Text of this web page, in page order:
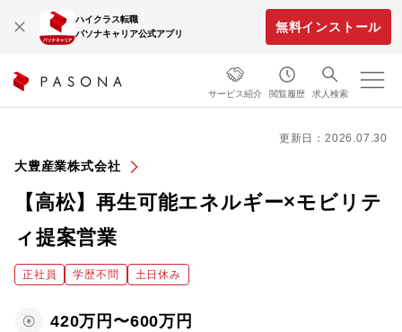
ハイクラス転職
パソナキャリア公式アプリ
無料インストール
サービス紹介 閲覧履歴 求人検索
更新日：2026.07.30
大豊産業株式会社
【高松】再生可能エネルギー×モビリテ
ィ提案営業
正社員 学歴不問 土日休み
420万円〜600万円